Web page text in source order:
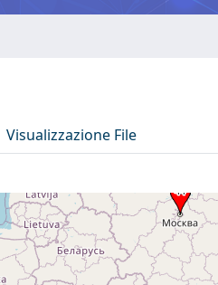
Visualizzazione File